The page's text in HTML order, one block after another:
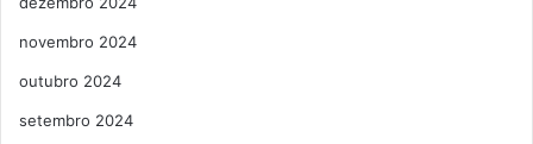
novembro 2024
outubro 2024
setembro 2024